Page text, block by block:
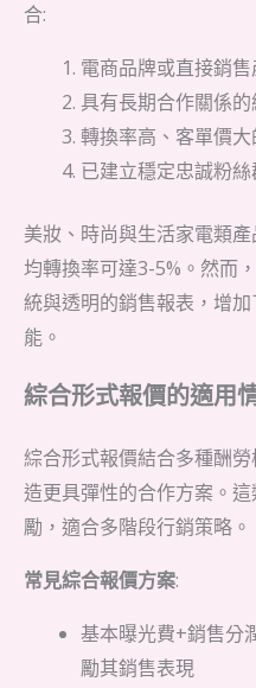
合:
電商品牌或直接銷
具有長期合作關係
轉換率高、客單價
已建立穩定忠誠粉
美妝、時尚與生活家電類
均轉換率可達3-5%。然而
統與透明的銷售報表，增
能。
綜合形式報價的適用
綜合形式報價結合多種酬
造更具彈性的合作方案。
勵，適合多階段行銷策略。
常見綜合報價方案:
基本曝光費+銷售分
勵其銷售表現